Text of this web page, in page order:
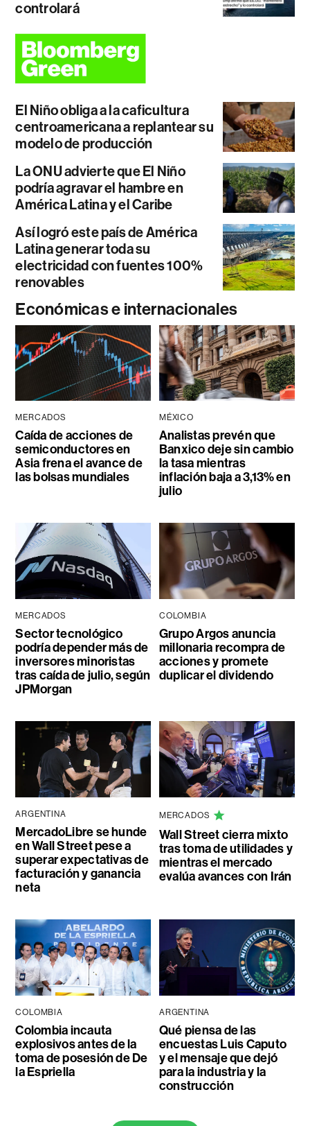
controlará
El Niño obliga a la caficultura
centroamericana a replantear su
modelo de producción
La ONU advierte que El Niño
podría agravar el hambre en
América Latina y el Caribe
Así logró este país de América
Latina generar toda su
electricidad con fuentes 100%
renovables
Económicas e internacionales
MERCADOS
Caída de acciones de
semiconductores en
Asia frena el avance de
las bolsas mundiales
MÉXICO
Analistas prevén que
Banxico deje sin cambio
la tasa mientras
inflación baja a 3,13% en
julio
MERCADOS
Sector tecnológico
podría depender más de
inversores minoristas
tras caída de julio, según
JPMorgan
COLOMBIA
Grupo Argos anuncia
millonaria recompra de
acciones y promete
duplicar el dividendo
ARGENTINA
MercadoLibre se hunde
en Wall Street pese a
superar expectativas de
facturación y ganancia
neta
MERCADOS
Wall Street cierra mixto
tras toma de utilidades y
mientras el mercado
evalúa avances con Irán
COLOMBIA
Colombia incauta
explosivos antes de la
toma de posesión de De
la Espriella
ARGENTINA
Qué piensa de las
encuestas Luis Caputo
y el mensaje que dejó
para la industria y la
construcción